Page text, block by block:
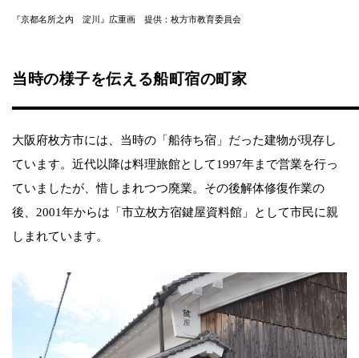
『京都名所之内 淀川』広重画 提供：枚方市教育委員会
当時の様子を伝える船町宿の町家
大阪府枚方市には、当時の「船待ち宿」だった建物が現存し
ています。近代以降は料理旅館として1997年まで営業を行っ
ていましたが、惜しまれつつ廃業。その後解体修復作業の
後、2001年からは「市立枚方宿鍵屋資料館」として市民に親
しまれています。